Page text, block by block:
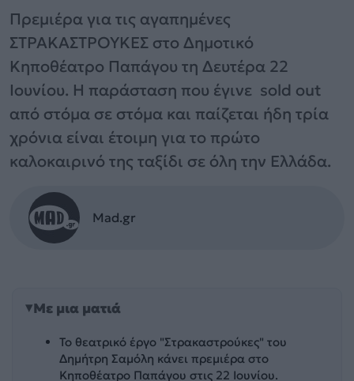
Πρεμιέρα για τις αγαπημένες
ΣΤΡΑΚΑΣΤΡΟΥΚΕΣ στο Δημοτικό
Κηποθέατρο Παπάγου τη Δευτέρα 22
Ιουνίου. Η παράσταση που έγινε sold out
από στόμα σε στόμα και παίζεται ήδη τρία
χρόνια είναι έτοιμη για το πρώτο
καλοκαιρινό της ταξίδι σε όλη την Ελλάδα.
Mad.gr
Με μια ματιά
Το θεατρικό έργο "Στρακαστρούκες" του
Δημήτρη Σαμόλη κάνει πρεμιέρα στο
Κηποθέατρο Παπάγου στις 22 Ιουνίου.